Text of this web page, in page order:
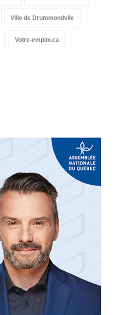
Ville de Drummondvile
Votre-emploi.ca